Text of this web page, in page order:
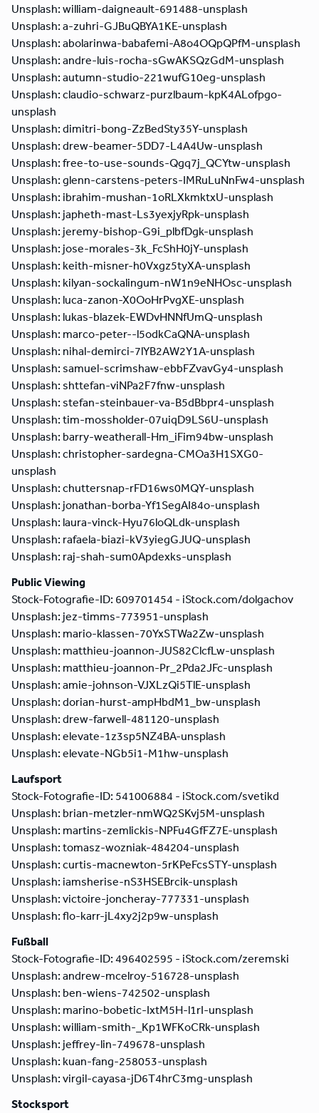
Unsplash: william-daigneault-691488-unsplash
Unsplash: a-zuhri-GJBuQBYA1KE-unsplash
Unsplash: abolarinwa-babafemi-A8o4OQpQPfM-unsplash
Unsplash: andre-luis-rocha-sGwAKSQzGdM-unsplash
Unsplash: autumn-studio-221wufG10eg-unsplash
Unsplash: claudio-schwarz-purzlbaum-kpK4ALofpgo-
unsplash
Unsplash: dimitri-bong-ZzBedSty35Y-unsplash
Unsplash: drew-beamer-5DD7-L4A4Uw-unsplash
Unsplash: free-to-use-sounds-Qgq7j_QCYtw-unsplash
Unsplash: glenn-carstens-peters-IMRuLuNnFw4-unsplash
Unsplash: ibrahim-mushan-1oRLXkmktxU-unsplash
Unsplash: japheth-mast-Ls3yexjyRpk-unsplash
Unsplash: jeremy-bishop-G9i_plbfDgk-unsplash
Unsplash: jose-morales-3k_FcShH0jY-unsplash
Unsplash: keith-misner-h0Vxgz5tyXA-unsplash
Unsplash: kilyan-sockalingum-nW1n9eNHOsc-unsplash
Unsplash: luca-zanon-X0OoHrPvgXE-unsplash
Unsplash: lukas-blazek-EWDvHNNfUmQ-unsplash
Unsplash: marco-peter--l5odkCaQNA-unsplash
Unsplash: nihal-demirci-7lYB2AW2Y1A-unsplash
Unsplash: samuel-scrimshaw-ebbFZvavGy4-unsplash
Unsplash: shttefan-viNPa2F7fnw-unsplash
Unsplash: stefan-steinbauer-va-B5dBbpr4-unsplash
Unsplash: tim-mossholder-07uiqD9LS6U-unsplash
Unsplash: barry-weatherall-Hm_iFim94bw-unsplash
Unsplash: christopher-sardegna-CMOa3H1SXG0-
unsplash
Unsplash: chuttersnap-rFD16ws0MQY-unsplash
Unsplash: jonathan-borba-Yf1SegAI84o-unsplash
Unsplash: laura-vinck-Hyu76loQLdk-unsplash
Unsplash: rafaela-biazi-kV3yiegGJUQ-unsplash
Unsplash: raj-shah-sum0Apdexks-unsplash
Public Viewing
Stock-Fotografie-ID: 609701454 - iStock.com/dolgachov
Unsplash: jez-timms-773951-unsplash
Unsplash: mario-klassen-70YxSTWa2Zw-unsplash
Unsplash: matthieu-joannon-JUS82ClcfLw-unsplash
Unsplash: matthieu-joannon-Pr_2Pda2JFc-unsplash
Unsplash: amie-johnson-VJXLzQi5TlE-unsplash
Unsplash: dorian-hurst-ampHbdM1_bw-unsplash
Unsplash: drew-farwell-481120-unsplash
Unsplash: elevate-1z3sp5NZ4BA-unsplash
Unsplash: elevate-NGb5i1-M1hw-unsplash
Laufsport
Stock-Fotografie-ID: 541006884 - iStock.com/svetikd
Unsplash: brian-metzler-nmWQ2SKvj5M-unsplash
Unsplash: martins-zemlickis-NPFu4GfFZ7E-unsplash
Unsplash: tomasz-wozniak-484204-unsplash
Unsplash: curtis-macnewton-5rKPeFcsSTY-unsplash
Unsplash: iamsherise-nS3HSEBrcik-unsplash
Unsplash: victoire-joncheray-777331-unsplash
Unsplash: flo-karr-jL4xy2j2p9w-unsplash
Fußball
Stock-Fotografie-ID: 496402595 - iStock.com/zeremski
Unsplash: andrew-mcelroy-516728-unsplash
Unsplash: ben-wiens-742502-unsplash
Unsplash: marino-bobetic-IxtM5H-l1rI-unsplash
Unsplash: william-smith-_Kp1WFKoCRk-unsplash
Unsplash: jeffrey-lin-749678-unsplash
Unsplash: kuan-fang-258053-unsplash
Unsplash: virgil-cayasa-jD6T4hrC3mg-unsplash
Stocksport